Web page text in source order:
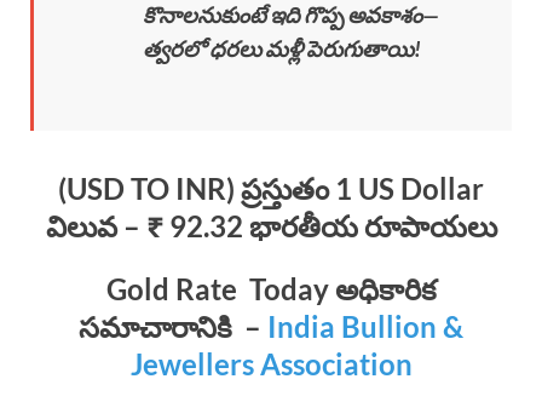
కొనాలనుకుంటే ఇది గొప్ప అవకాశం—
త్వరలో ధరలు మళ్లీ పెరుగుతాయి!
(USD TO INR) ప్రస్తుతం 1 US Dollar
విలువ – ₹ 92.32 భారతీయ రూపాయలు
Gold Rate Today అధికారిక
సమాచారానికి – India Bullion &
Jewellers Association